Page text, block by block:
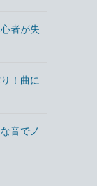
者が失
！曲に
音でノ